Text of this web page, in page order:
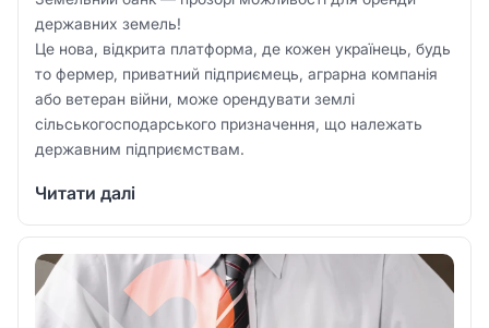
державних земель!
Це нова, відкрита платформа, де кожен українець, будь
то фермер, приватний підприємець, аграрна компанія
або ветеран війни, може орендувати землі
сільськогосподарського призначення, що належать
державним підприємствам.
Читати далі